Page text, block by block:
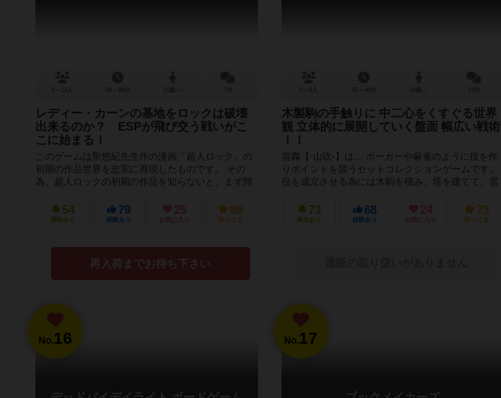
レディー・カーンの基地をロックは破壊
出来るのか？ ESPが飛び交う戦いがこ
こに始まる！
このゲームは聖悠紀先生作の漫画「超人ロック」の
初期の作品世界を忠実に再現したものです。 その
為、超人ロックの初期の作品を知らないと、まず間
54
興味あり
79
経験あり
25
お気に入り
89
持ってる
再入荷までお待ち下さい
木製駒の手触りに 中二心をくすぐる世界
観 立体的に展開していく盤面 幅広い戦術
雷轟【-山吹-】は… ポーカーや麻雀のように役を作
りポイントを競うセットコレクションゲームです。
役を成立させる為には木駒を積み、塔を建てて、雷
73
興味あり
68
経験あり
24
お気に入り
73
持ってる
No.16 No.17